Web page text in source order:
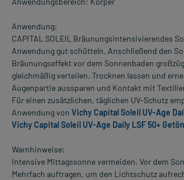
Anwendung:
CAPITAL SOLEIL Bräunungsintensivierendes
Anwendung gut schütteln. Anschließend den
Bräunungseffekt vor dem Sonnenbaden
gleichmäßig verteilen. Trocknen lassen und
Augenpartie aussparen und Kontakt mit
Für einen zusätzlichen, täglichen UV-Schutz
Anwendung von Vichy Capital Soleil UV-Age
Vichy Capital Soleil UV-Age Daily LSF 50+
Warnhinweise:
Intensive Mittagssonne vermeiden. Vor dem
Mehrfach auftragen, um den Lichtschutz